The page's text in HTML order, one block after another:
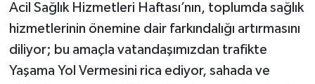
Acil Sağlık Hizmetleri Haftası’nın, toplumda sağlık
hizmetlerinin önemine dair farkındalığı artırmasını
diliyor; bu amaçla vatandaşımızdan trafikte
Yaşama Yol Vermesini rica ediyor, sahada ve